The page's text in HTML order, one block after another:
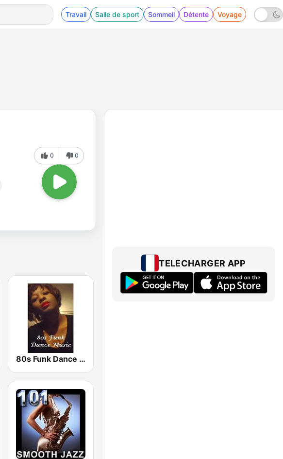
Travail Salle de sport Sommeil Détente Voyage
0 0
80s Funk Dance Music
TELECHARGER APP